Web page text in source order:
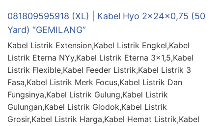
081809595918 (XL) | Kabel Hyo 2x24x0,75 (50
Yard) “GEMILANG”
Kabel Listrik Extension,Kabel Listrik Engkel,Kabel
Listrik Eterna NYy,Kabel Listrik Eterna 3×1,5,Kabel
Listrik Flexible,Kabel Feeder Listrik,Kabel Listrik 3
Fasa,Kabel Listrik Merk Focus,Kabel Listrik Dan
Fungsinya,Kabel Listrik Gulung,Kabel Listrik
Gulungan,Kabel Listrik Glodok,Kabel Listrik
Grosir,Kabel Listrik Harga,Kabel Hemat Listrik,Kabel